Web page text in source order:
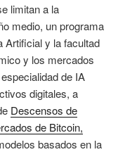
limitan a la
medio, un programa
Artificial y la facultad
y los mercados
de IA
digitales, a
Descensos de
de Bitcoin,
basados en la